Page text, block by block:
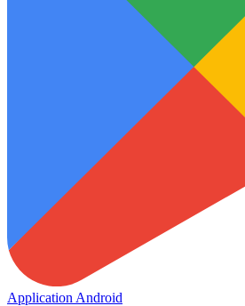
Application Android